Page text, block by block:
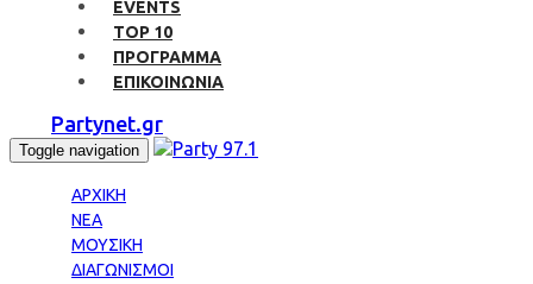
EVENTS
TOP 10
ΠΡΟΓΡΑΜΜΑ
ΕΠΙΚΟΙΝΩΝΙΑ
Partynet.gr
Toggle navigation
ΑΡΧΙΚΗ
ΝΕΑ
ΜΟΥΣΙΚΗ
ΔΙΑΓΩΝΙΣΜΟΙ